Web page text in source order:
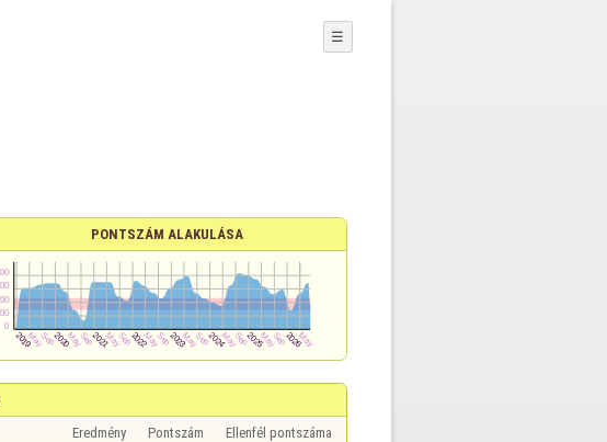
☰
PONTSZÁM ALAKULÁSA
Eredmény Pontszám Ellenfél pontszáma